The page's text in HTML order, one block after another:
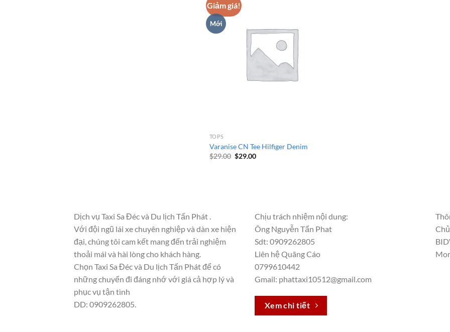
Giảm giá!
Mới
TOPS
Varanise CN Tee Hilfiger Denim
$29.00 $29.00
Dịch vụ Taxi Sa Đéc và Du lịch Tấn Phát .
Với đội ngũ lái xe chuyên nghiệp và dàn xe hiện
đại, chúng tôi cam kết mang đến trải nghiệm
thoải mái và hài lòng cho khách hàng.
Chọn Taxi Sa Đéc và Du lịch Tấn Phát để có
những chuyến đi đáng nhớ với giá cả hợp lý và
phục vụ tận tình
DD: 0909262805.
Chịu trách nhiệm nội dung:
Ông Nguyễn Tấn Phat
Sdt: 0909262805
Liên hệ Quãng Cáo
0799610442
Gmail: phattaxi10512@gmail.com
Xem chi tiết